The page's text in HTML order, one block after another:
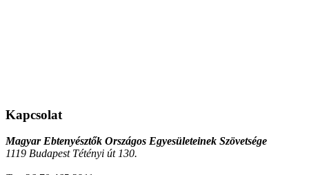
Kapcsolat
Magyar Ebtenyésztők Országos Egyesületeinek Szövetsége
1119 Budapest Tétényi út 130.